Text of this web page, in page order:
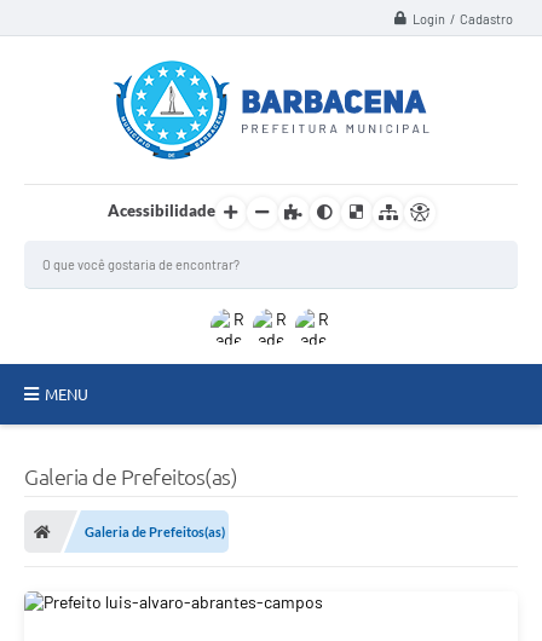
Login / Cadastro
Acessibilidade
MENU
Meio Ambiente
EDOB
Galeria de Prefeitos(as)
Galeria de Prefeitos(as)